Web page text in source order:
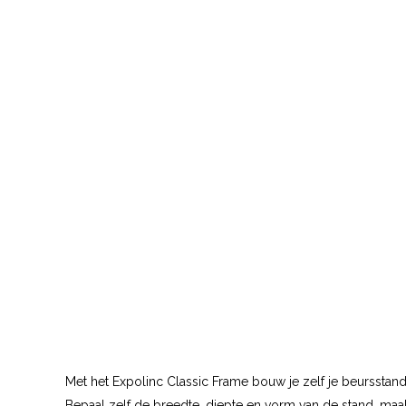
Met het Expolinc Classic Frame bouw je zelf je beursstand.